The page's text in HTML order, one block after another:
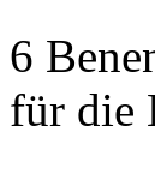
6
für die